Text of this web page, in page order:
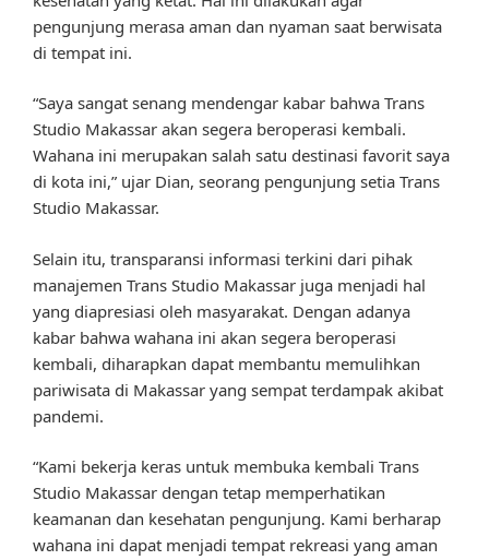
pengunjung merasa aman dan nyaman saat berwisata
di tempat ini.
“Saya sangat senang mendengar kabar bahwa Trans
Studio Makassar akan segera beroperasi kembali.
Wahana ini merupakan salah satu destinasi favorit saya
di kota ini,” ujar Dian, seorang pengunjung setia Trans
Studio Makassar.
Selain itu, transparansi informasi terkini dari pihak
manajemen Trans Studio Makassar juga menjadi hal
yang diapresiasi oleh masyarakat. Dengan adanya
kabar bahwa wahana ini akan segera beroperasi
kembali, diharapkan dapat membantu memulihkan
pariwisata di Makassar yang sempat terdampak akibat
pandemi.
“Kami bekerja keras untuk membuka kembali Trans
Studio Makassar dengan tetap memperhatikan
keamanan dan kesehatan pengunjung. Kami berharap
wahana ini dapat menjadi tempat rekreasi yang aman